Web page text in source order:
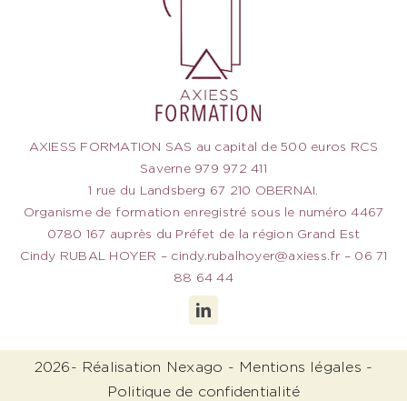
AXIESS FORMATION SAS au capital de 500 euros RCS
Saverne 979 972 411
1 rue du Landsberg 67 210 OBERNAI.
Organisme de formation enregistré sous le numéro 4467
0780 167 auprès du Préfet de la région Grand Est
Cindy RUBAL HOYER – cindy.rubalhoyer@axiess.fr – 06 71
88 64 44
2026- Réalisation Nexago - Mentions légales -
Politique de confidentialité